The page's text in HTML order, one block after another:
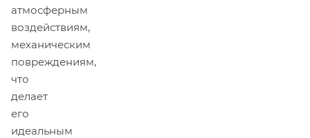
атмосферным
воздействиям,
механическим
повреждениям,
что
делает
его
идеальным